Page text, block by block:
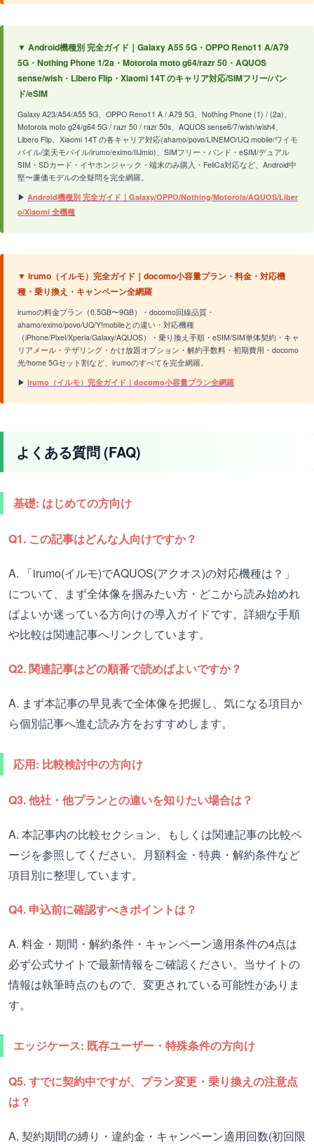
▼ Android機種別 完全ガイド｜Galaxy A55 5G・OPPO Reno11 A/A79
5G・Nothing Phone 1/2a・Motorola moto g64/razr 50・AQUOS
sense/wish・Libero Flip・Xiaomi 14T のキャリア対応/SIMフリー/バン
ド/eSIM
Galaxy A23/A54/A55 5G、OPPO Reno11 A / A79 5G、Nothing Phone (1) / (2a)、
Motorola moto g24/g64 5G / razr 50 / razr 50s、AQUOS sense6/7/wish/wish4、
Libero Flip、Xiaomi 14T の各キャリア対応(ahamo/povo/LINEMO/UQ mobile/ワイモ
バイル/楽天モバイル/irumo/eximo/IIJmio)、SIMフリー・バンド・eSIM/デュアル
SIM・SDカード・イヤホンジャック・端末のみ購入・FeliCa対応など、Android中
堅〜廉価モデルの全疑問を完全網羅。
▶ Android機種別 完全ガイド｜Galaxy/OPPO/Nothing/Motorola/AQUOS/Liber
o/Xiaomi 全機種
▼ irumo（イルモ）完全ガイド｜docomo小容量プラン・料金・対応機
種・乗り換え・キャンペーン全網羅
irumoの料金プラン（0.5GB〜9GB）・docomo回線品質・
ahamo/eximo/povo/UQ/Y!mobileとの違い・対応機種
（iPhone/Pixel/Xperia/Galaxy/AQUOS）・乗り換え手順・eSIM/SIM単体契約・キャ
リアメール・テザリング・かけ放題オプション・解約手数料・初期費用・docomo
光/home 5Gセット割など、irumoのすべてを完全網羅。
▶ irumo（イルモ）完全ガイド｜docomo小容量プラン全網羅
よくある質問 (FAQ)
基礎: はじめての方向け
Q1. この記事はどんな人向けですか？
A. 「irumo(イルモ)でAQUOS(アクオス)の対応機種は？」
について、まず全体像を掴みたい方・どこから読み始めれ
ばよいか迷っている方向けの導入ガイドです。詳細な手順
や比較は関連記事へリンクしています。
Q2. 関連記事はどの順番で読めばよいですか？
A. まず本記事の早見表で全体像を把握し、気になる項目か
ら個別記事へ進む読み方をおすすめします。
応用: 比較検討中の方向け
Q3. 他社・他プランとの違いを知りたい場合は？
A. 本記事内の比較セクション、もしくは関連記事の比較ペ
ージを参照してください。月額料金・特典・解約条件など
項目別に整理しています。
Q4. 申込前に確認すべきポイントは？
A. 料金・期間・解約条件・キャンペーン適用条件の4点は
必ず公式サイトで最新情報をご確認ください。当サイトの
情報は執筆時点のもので、変更されている可能性がありま
す。
エッジケース: 既存ユーザー・特殊条件の方向け
Q5. すでに契約中ですが、プラン変更・乗り換えの注意点
は？
A. 契約期間の縛り・違約金・キャンペーン適用回数(初回限